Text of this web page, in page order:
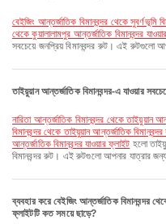
বেইজিং আন্তর্জাতিক বিমানবন্দর থেকে সুবর্ণভূমি
থেকে কুয়ালালামপুর আন্তর্জাতিক বিমানবন্দর
সবচেয়ে জনপ্রিয় বিমানবন্দর রুট। এই রুটগুলো
তাইয়ুয়ান আন্তর্জাতিক বিমানবন্দর-এ যাওয়ার
নারিতা আন্তর্জাতিক বিমানবন্দর থেকে তাইয়ুয়ান
বিমানবন্দর থেকে তাইয়ুয়ান আন্তর্জাতিক
আন্তর্জাতিক বিমানবন্দর যাওয়ার ফ্লাইট হলো
বিমানবন্দর রুট। এই রুটগুলো আপনার যাত্রার
ব্যবহার করে বেইজিং আন্তর্জাতিক বিমানবন্দর
ফ্লাইটটি কত সময়ে ছাড়ে?